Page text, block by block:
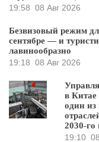
19:58 08 Авг 2026
Безвизовый режим
сентябре — и
лавинообразно
19:18 08 Авг 2026
в Китае
один из
2030-го
19:10